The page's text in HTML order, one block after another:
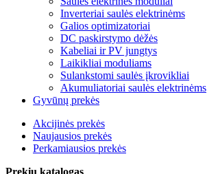
Inverteriai saulės elektrinėms
Galios optimizatoriai
DC paskirstymo dėžės
Kabeliai ir PV jungtys
Laikikliai moduliams
Sulankstomi saulės įkrovikliai
Akumuliatoriai saulės elektrinėms
Gyvūnų prekės
Akcijinės prekės
Naujausios prekės
Perkamiausios prekės
Prekių katalogas